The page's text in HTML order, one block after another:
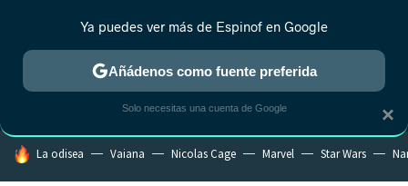
MENÚ NUEVO
ESTRENOS REALITY ANIME RANKINGS CINE
HOY SE HABLA DE
La odisea Vaiana Nicolas Cage Marvel Star Wars
×
Ya puedes ver más de Espinof en Google
Añádenos como fuente preferida
Solo necesitas una cuenta de Google